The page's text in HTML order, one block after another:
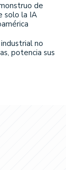
de
solo la IA
no
potencia sus